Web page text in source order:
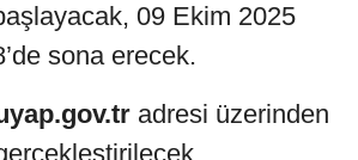
09 Ekim 2025
sona erecek.
adresi üzerinden